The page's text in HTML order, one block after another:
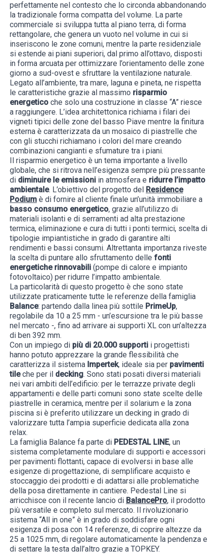
perfettamente nel contesto che lo circonda abbandonando
la tradizionale forma compatta del volume. La parte
commerciale si sviluppa tutta al piano terra, di forma
rettangolare, che genera un vuoto nel volume in cui si
inseriscono le zone comuni, mentre la parte residenziale
si estende ai piani superiori, dal primo all’ottavo, disposti
in forma arcuata per ottimizzare l’orientamento delle zone
giorno a sud-ovest e sfruttare la ventilazione naturale.
Legato all’ambiente, tra mare, laguna e pineta, ne rispetta
le caratteristiche grazie al massimo risparmio
energetico che solo una costruzione in classe “A” riesce
a raggiungere. L’idea architettonica richiama i filari dei
vigneti tipici delle zone del basso Piave mentre la finitura
esterna è caratterizzata da un mosaico di piastrelle che
con gli stucchi richiamano i colori del mare creando
combinazioni cangianti e sfumature tra i piani.
Il risparmio energetico è un tema importante a livello
globale, che si ritrova nell’esigenza sempre più pressante
di diminuire le emissioni in atmosfera e ridurre l’impatto
ambientale. L’obiettivo del progetto del Residence
Podium è di fornire al cliente finale un’unità immobiliare a
basso consumo energetico, grazie all’utilizzo di
materiali isolanti e di serramenti ad alta prestazione
termica, eliminazione e cura di tutti i ponti termici, scelta di
tipologie impiantistiche in grado di garantire alti
rendimenti e bassi consumi. Altrettanta importanza riveste
la scelta di puntare allo sfruttamento delle fonti
energetiche rinnovabili (pompe di calore e impianto
fotovoltaico) per ridurre l’impatto ambientale.
La particolarità di questo progetto è che sono state
utilizzate praticamente tutte le referenze della famiglia
Balance: partendo dalla linea più sottile PrimeUp,
regolabile da 10 a 25 mm - un’escursione tra le più basse
nel mercato -, fino ad arrivare ai supporti XL con un’altezza
di ben 392 mm.
Con un impiego di più di 20.000 supporti i progettisti
hanno potuto apprezzare la grande flessibilità che
caratterizza il sistema Impertek, ideale sia per pavimenti
tileche per il decking. Sono stati posati diversi materiali
nei vari ambiti dell’edificio: per le terrazze private degli
appartamenti e delle parti comuni sono state scelte delle
piastrelle in ceramica, mentre per il solarium e la zona
piscina si è preferito utilizzare un decking in grado di
valorizzare tutta l’ampia superficie dedicata alla zona
relax.
La famiglia Balance fa parte di PEDESTAL LINE, un
sistema completamente modulare di supporti e accessori
per pavimenti flottanti, capace di evolversi in base alle
esigenze di progettazione, di semplificare acquisto e
stoccaggio dei prodotti e di adattarsi alle problematiche
della posa direttamente in cantiere. Pedestal Line si
arricchisce con il recente lancio di BalancePro, il prodotto
più versatile e completo sul mercato. Il rivoluzionario
sistema “All in one” è in grado di soddisfare ogni
esigenza di posa con 14 referenze, di coprire altezze da
25 a 1025 mm, di regolare automaticamente la pendenza e
di settare la testa dall’altro grazie a TOPKEY.